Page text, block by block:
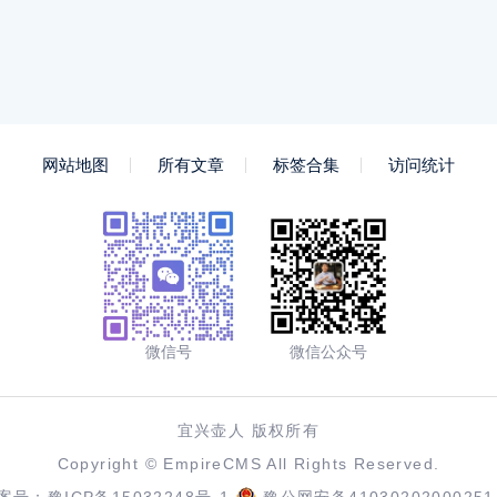
网站地图 所有文章 标签合集 访问统计
微信号 微信公众号
宜兴壶人 版权所有
Copyright © EmpireCMS All Rights Reserved.